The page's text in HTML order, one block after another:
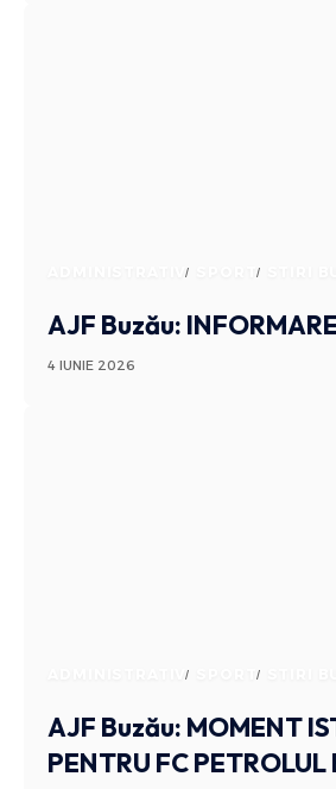
ADMINISTRATIV SPORT
AJF Buzău: INFORMARE
4 IUNIE 2026
ADMINISTRATIV SPORT
AJF Buzău: MOMENT
PENTRU FC PETROLUL